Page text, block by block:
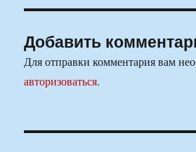
Добавить
Для отправки комментария вам
авторизоваться.